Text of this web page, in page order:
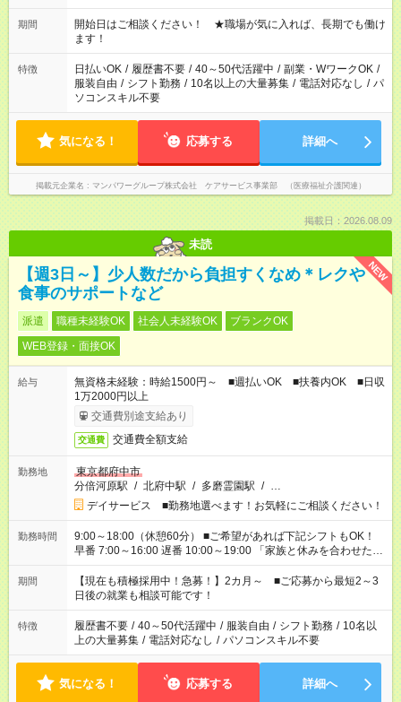
20:00 など 残業なし！ ※Wワークの場合、他のお仕事と合わせ
週40時間超の就業はご案内できません ※法令に基づき、週20時
間以上勤務は社会保険への加入対象となります ※労働者派遣法
（日雇い派遣の原則禁止）により、短時間・短期間の就業はご
案内が難しい場合があります
期間
開始日はご相談ください！ ★職場が気に入れば、長期でも働け
ます！
特徴 日払いOK / 履歴書不要 / 40～50代活躍中 / 副業・WワークOK /
服装自由 / シフト勤務 / 10名以上の大量募集 / 電話対応なし / パ
ソコンスキル不要
気になる！ 応募する 詳細へ
掲載元企業名 マンパワーグループ株式会社 ケアサービス事業部 （医療福祉介護関連）
掲載日：2026.08.09
未読
NEW
【週3日～】少人数だから負担すくなめ＊レクや
食事のサポートなど
派遣 職種未経験OK 社会人未経験OK
ブランクOK
WEB登録・面接OK
給与
無資格未経験：時給1500円～ ■週払いOK ■扶養内OK ■日収
1万2000円以上
交通費別途支給あり
交通費 交通費全額支給
勤務地
東京都府中市
分倍河原駅 / 北府中駅 / 多磨霊園駅 / …
デイサービス ■勤務地選べます！お気軽にご相談ください！
勤務時間
9:00～18:00（休憩60分） ■ご希望があれば下記シフトもOK！
早番 7:00～16:00 遅番 10:00～19:00 「家族と休みを合わせた
い」 「余裕を持って夕飯の準備がしたい」 「できれば残業はし
たくない」 など、ご希望を教えてくださいね。 ※Wワーク希望
の方へ 今ご覧のお仕事で希望する勤務時間と、もう1つのお仕事
の勤務時間。 合計で週40時間を超える場合は応募できません。
期間
【現在も積極採用中！急募！】2カ月～ ■ご応募から最短2～3
日後の就業も相談可能です！
特徴 履歴書不要 / 40～50代活躍中 / 服装自由 / シフト勤務 / 10名以
上の大量募集 / 電話対応なし / パソコンスキル不要
気になる！ 応募する 詳細へ